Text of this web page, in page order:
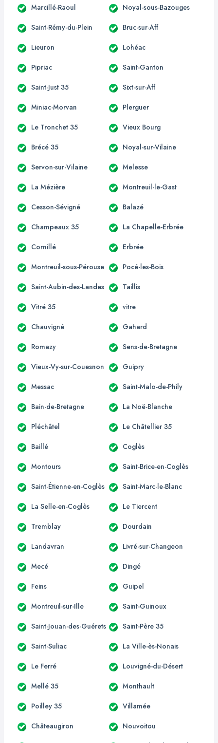
Marcillé-Raoul Noyal-sous-Bazouges
Saint-Rémy-du-Plein Bruc-sur-Aff
Lieuron Lohéac
Pipriac Saint-Ganton
Saint-Just 35 Sixt-sur-Aff
Miniac-Morvan Plerguer
Le Tronchet 35 Vieux Bourg
Brécé 35 Noyal-sur-Vilaine
Servon-sur-Vilaine Melesse
La Mézière Montreuil-le-Gast
Cesson-Sévigné Balazé
Champeaux 35 La Chapelle-Erbrée
Cornillé Erbrée
Montreuil-sous-Pérouse Pocé-les-Bois
Saint-Aubin-des-Landes Taillis
Vitré 35 vitre
Chauvigné Gahard
Romazy Sens-de-Bretagne
Vieux-Vy-sur-Couesnon Guipry
Messac Saint-Malo-de-Phily
Bain-de-Bretagne La Noë-Blanche
Pléchâtel Le Châtellier 35
Baillé Coglès
Montours Saint-Brice-en-Coglès
Saint-Étienne-en-Coglès Saint-Marc-le-Blanc
La Selle-en-Coglès Le Tiercent
Tremblay Dourdain
Landavran Livré-sur-Changeon
Mecé Dingé
Feins Guipel
Montreuil-sur-Ille Saint-Guinoux
Saint-Jouan-des-Guérets Saint-Père 35
Saint-Suliac La Ville-ès-Nonais
Le Ferré Louvigné-du-Désert
Mellé 35 Monthault
Poilley 35 Villamée
Châteaugiron Nouvoitou